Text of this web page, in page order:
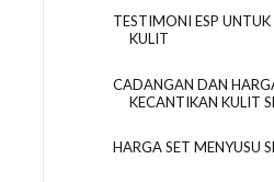
TESTIMONI ESP
KULIT
CADANGAN DAN
KECANTIKAN KULIT
HARGA SET MENYUSU